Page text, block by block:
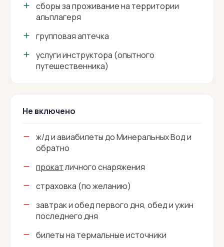
сборы за проживание на территории
альплагеря
групповая аптечка
услуги инструктора (опытного
путешественника)
Не включено
ж/д и авиабилеты до Минеральных Вод и
обратно
прокатличного снаряжения
страховка (по желанию)
завтрак и обед первого дня, обед и ужин
последнего дня
билеты на термальные источники